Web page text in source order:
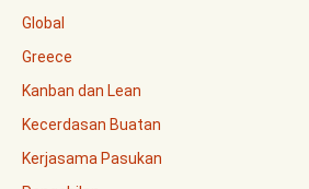
Global
Greece
Kanban dan Lean
Kecerdasan Buatan
Kerjasama Pasukan